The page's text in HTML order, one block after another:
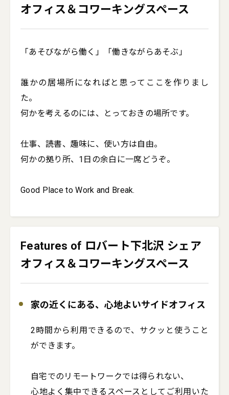
オフィス＆コワーキングスペース
「あそびながら働く」「働きながらあそぶ」
誰かの居場所になればと思ってここを作りまし
た。
何かを考えるのには、とっておきの場所です。
仕事、読書、趣味に、使い方は自由。
何かの拠り所、1日の余白に一席どうぞ。
Good Place to Work and Break.
Features of ロバート下北沢 シェア
オフィス＆コワーキングスペース
家の近くにある、心地よいサイドオフィス
2時間から利用できるので、サクッと使うこと
ができます。
自宅でのリモートワークでは得られない、
心地よく集中できるスペースとしてご利用いた